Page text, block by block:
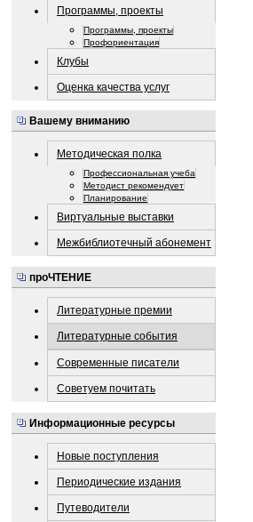
Программы, проекты
Программы, проекты
Профориентация
Клубы
Оценка качества услуг
Вашему вниманию
Методическая полка
Профессиональная учеба
Методист рекомендует
Планирование
Виртуальные выставки
Межбиблиотечный абонемент
проЧТЕНИЕ
Литературные премии
Литературные события
Современные писатели
Советуем почитать
Информационные ресурсы
Новые поступления
Периодические издания
Путеводители